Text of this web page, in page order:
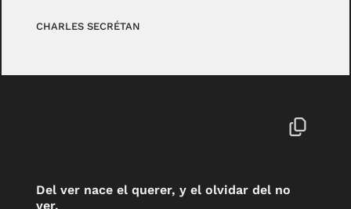
CHARLES SECRÉTAN
Del ver nace el querer, y el olvidar del no
ver.